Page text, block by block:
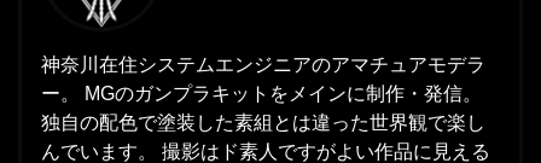
神奈川在住システムエンジニアのアマチュアモデラ
ー。 MGのガンプラキットをメインに制作・発信。
独自の配色で塗装した素組とは違った世界観で楽し
んでいます。 撮影はド素人ですがよい作品に見える